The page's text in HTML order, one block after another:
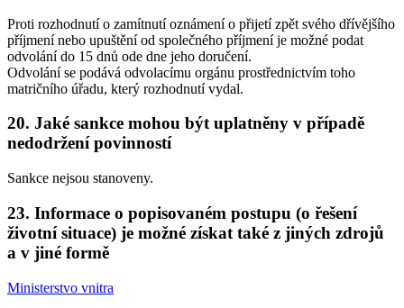
Proti rozhodnutí o zamítnutí oznámení o přijetí zpět svého dřívějšího
příjmení nebo upuštění od společného příjmení je možné podat
odvolání do 15 dnů ode dne jeho doručení.
Odvolání se podává odvolacímu orgánu prostřednictvím toho
matričního úřadu, který rozhodnutí vydal.
20. Jaké sankce mohou být uplatněny v případě
nedodržení povinností
Sankce nejsou stanoveny.
23. Informace o popisovaném postupu (o řešení
životní situace) je možné získat také z jiných zdrojů
a v jiné formě
Ministerstvo vnitra